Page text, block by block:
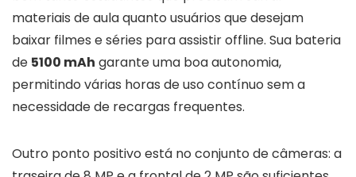
materiais de aula quanto usuários que desejam
baixar filmes e séries para assistir offline. Sua bateria
de 5100 mAh garante uma boa autonomia,
permitindo várias horas de uso contínuo sem a
necessidade de recargas frequentes.
Outro ponto positivo está no conjunto de câmeras: a